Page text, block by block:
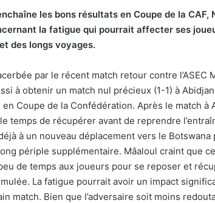
les bons résultats en Coupe de la CAF,
la fatigue qui pourrait affecter ses
des longs voyages.
par le récent match retour contre l’ASEC
à obtenir un match nul précieux (1-1) à
Coupe de la Confédération. Après le match à
le temps de récupérer avant de reprendre
à un nouveau déplacement vers le
périple supplémentaire. Mâaloul craint que
de temps aux joueurs pour se reposer et
La fatigue pourrait avoir un impact
match. Bien que l’adversaire soit moins